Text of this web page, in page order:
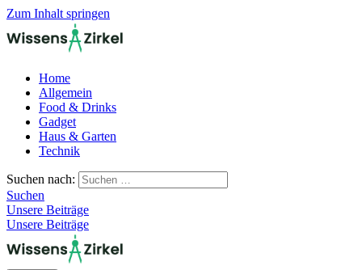
Zum Inhalt springen
Home
Allgemein
Food & Drinks
Gadget
Haus & Garten
Technik
Suchen nach:
Suchen
Unsere Beiträge
Unsere Beiträge